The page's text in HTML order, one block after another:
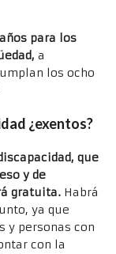
para los
, a
los ocho
¿exentos?
que
y de
gratuita. Habrá
ya que
y personas con
con la